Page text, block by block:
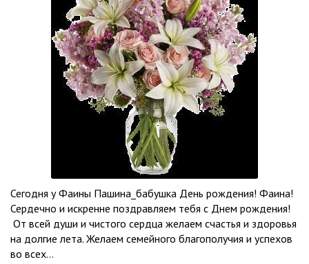
Сегодня у Фаины Пашина_бабушка День рождения! Фаина!
Сердечно и искренне поздравляем тебя с Днем рождения!
От всей души и чистого сердца желаем счастья и здоровья
на долгие лета. Желаем семейного благополучия и успехов
во всех...